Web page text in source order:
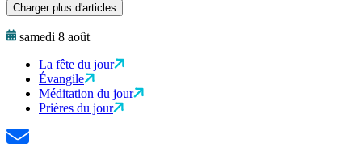
Charger plus d'articles
samedi 8 août
La fête du jour
Évangile
Méditation du jour
Prières du jour